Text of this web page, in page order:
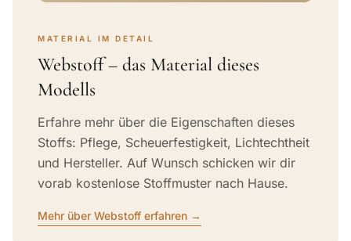
MATERIAL IM DETAIL
Webstoff – das Material dieses
Modells
Erfahre mehr über die Eigenschaften dieses
Stoffs: Pflege, Scheuerfestigkeit, Lichtechtheit
und Hersteller. Auf Wunsch schicken wir dir
vorab kostenlose Stoffmuster nach Hause.
Mehr über Webstoff erfahren →